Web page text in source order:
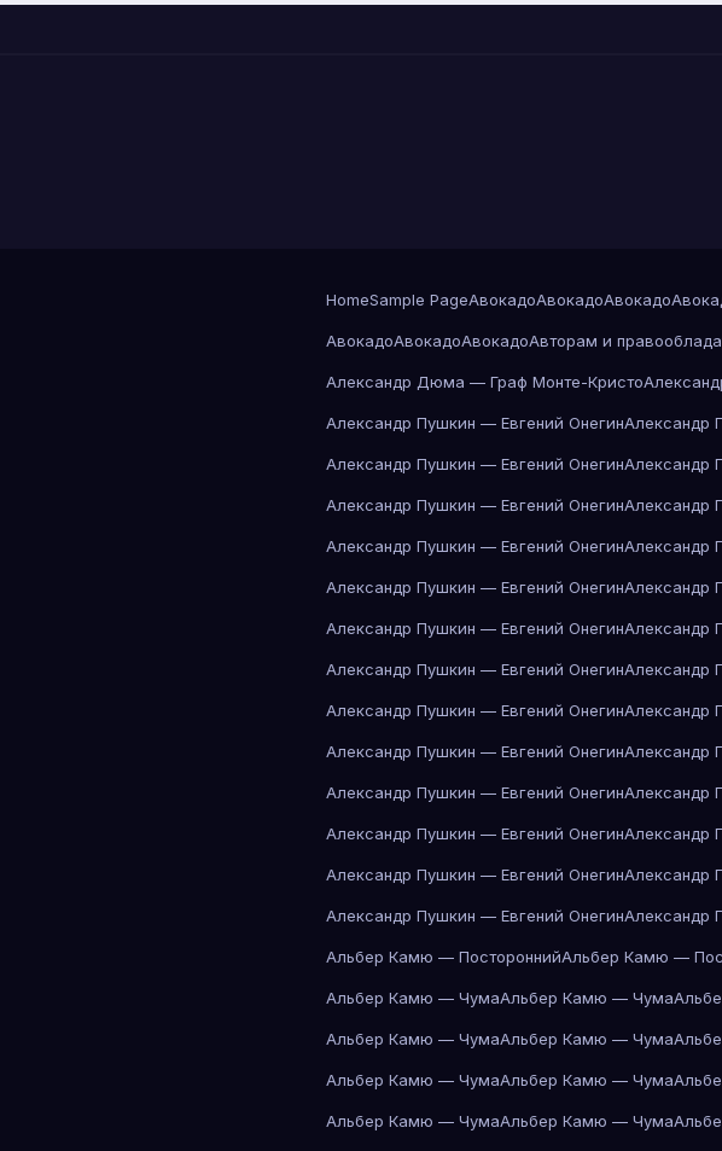
HomeSample PageАвокадоАвокадоАвокадо
АвокадоАвокадоАвокадоАвторам и
Александр Дюма — Граф Монте-Кристо
Александр Пушкин — Евгений ОнегинАлександр
Александр Пушкин — Евгений ОнегинАлександр
Александр Пушкин — Евгений ОнегинАлександр
Александр Пушкин — Евгений ОнегинАлександр
Александр Пушкин — Евгений ОнегинАлександр
Александр Пушкин — Евгений ОнегинАлександр
Александр Пушкин — Евгений ОнегинАлександр
Александр Пушкин — Евгений ОнегинАлександр
Александр Пушкин — Евгений ОнегинАлександр
Александр Пушкин — Евгений ОнегинАлександр
Александр Пушкин — Евгений ОнегинАлександр
Александр Пушкин — Евгений ОнегинАлександр
Александр Пушкин — Евгений ОнегинАлександр
Альбер Камю — ПостороннийАльбер Камю —
Альбер Камю — ЧумаАльбер Камю — Чума
Альбер Камю — ЧумаАльбер Камю — Чума
Альбер Камю — ЧумаАльбер Камю — Чума
Альбер Камю — ЧумаАльбер Камю — Чума